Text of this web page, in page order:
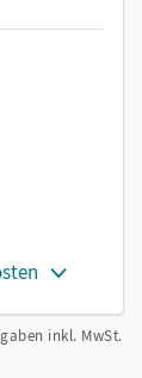
inkl. MwSt.